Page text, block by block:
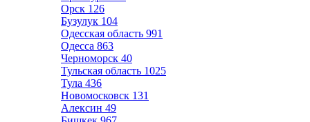
Орск 126
Бузулук 104
Одесская область 991
Одесса 863
Черноморск 40
Тульская область 1025
Тула 436
Новомосковск 131
Алексин 49